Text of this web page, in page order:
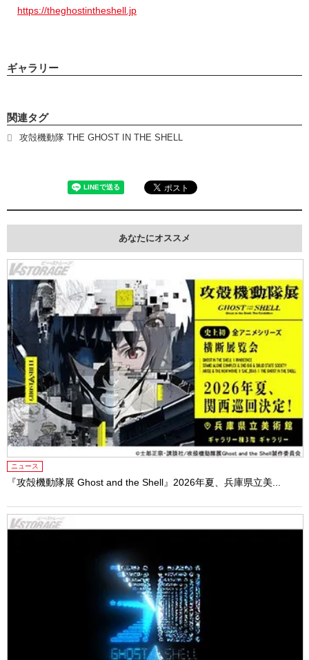
https://theghostintheshell.jp
ギャラリー
関連タグ
攻殻機動隊 THE GHOST IN THE SHELL
あなたにオススメ
ニュース
『攻殻機動隊展 Ghost and the Shell』2026年夏、兵庫県立美...